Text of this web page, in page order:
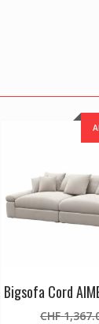
Bigsofa Cord
CHF